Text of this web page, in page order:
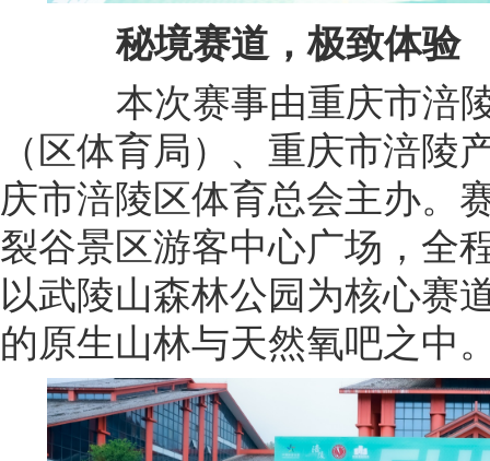
秘境赛道，极致体验
本次赛事由重庆市涪陵
（区体育局）、重庆市涪陵
庆市涪陵区体育总会主办。
裂谷景区游客中心广场，全
以武陵山森林公园为核心赛
的原生山林与天然氧吧之中